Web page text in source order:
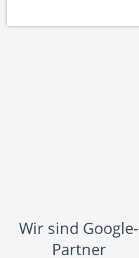
Wir sind Google-
Partner